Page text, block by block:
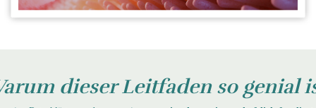
dieser Leitfaden so genial